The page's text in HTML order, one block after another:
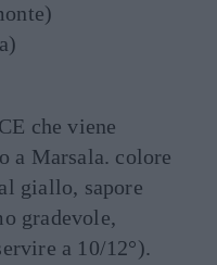
che viene
a Marsala. colore
giallo, sapore
gradevole,
a 10/12°).